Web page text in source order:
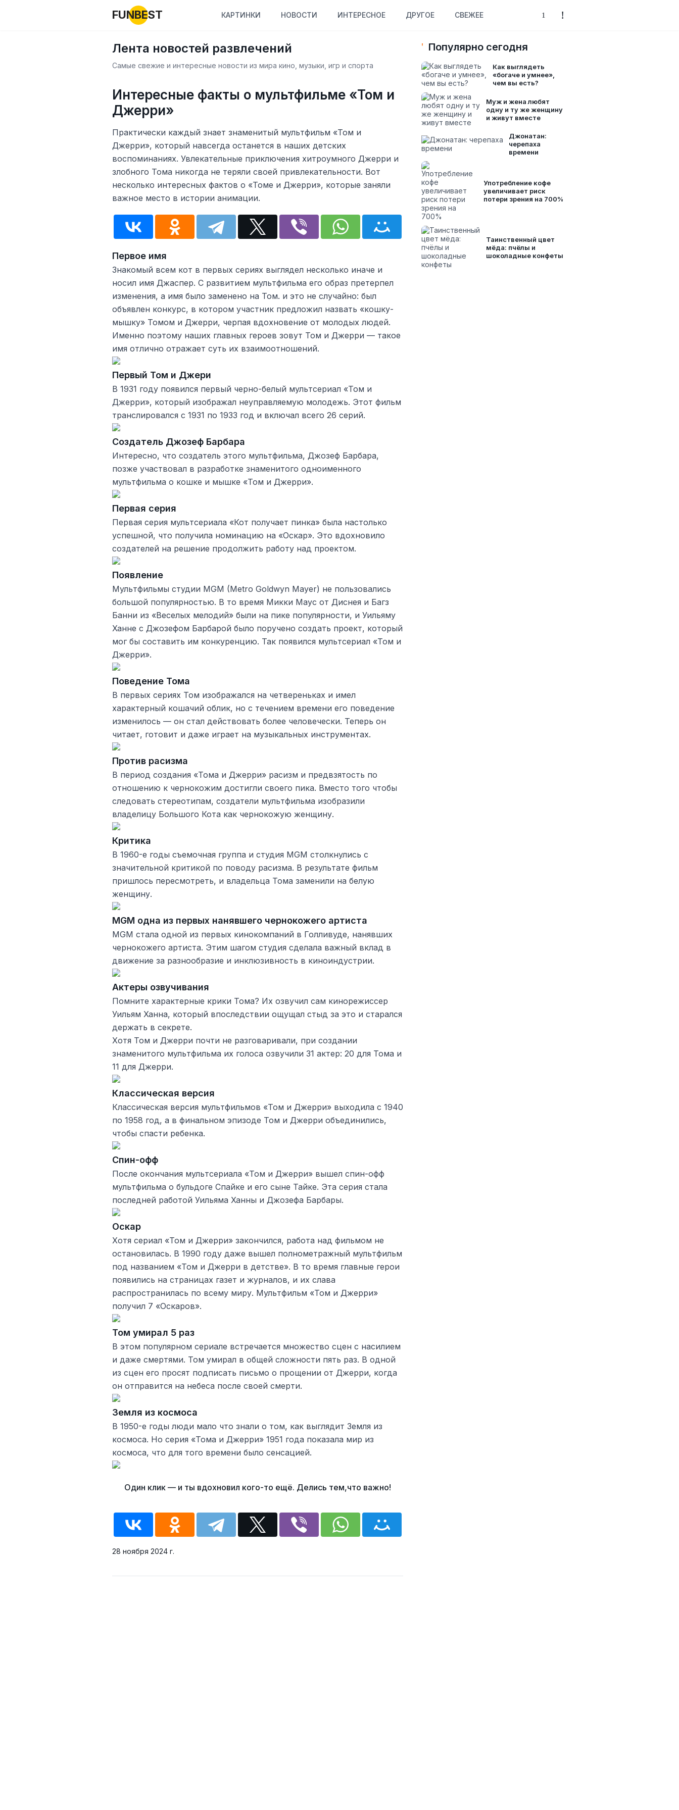
FUNBEST КАРТИНКИ НОВОСТИ ИНТЕРЕСНОЕ ДРУГОЕ СВЕЖЕЕ
Лента новостей развлечений
Самые свежие и интересные новости из мира кино, музыки, игр и спорта
Интересные факты о мультфильме «Том и
Джерри»
Практически каждый знает знаменитый мультфильм «Том и
Джерри», который навсегда останется в наших детских
воспоминаниях. Увлекательные приключения хитроумного Джерри и
злобного Тома никогда не теряли своей привлекательности. Вот
несколько интересных фактов о «Томе и Джерри», которые заняли
важное место в истории анимации.
Первое имя
Знакомый всем кот в первых сериях выглядел несколько иначе и
носил имя Джаспер. С развитием мультфильма его образ претерпел
изменения, а имя было заменено на Том. и это не случайно: был
объявлен конкурс, в котором участник предложил назвать «кошку-
мышку» Томом и Джерри, черпая вдохновение от молодых людей.
Именно поэтому наших главных героев зовут Том и Джерри — такое
имя отлично отражает суть их взаимоотношений.
Первый Том и Джери
В 1931 году появился первый черно-белый мультсериал «Том и
Джерри», который изображал неуправляемую молодежь. Этот фильм
транслировался с 1931 по 1933 год и включал всего 26 серий.
Создатель Джозеф Барбара
Интересно, что создатель этого мультфильма, Джозеф Барбара,
позже участвовал в разработке знаменитого одноименного
мультфильма о кошке и мышке «Том и Джерри».
Первая серия
Первая серия мультсериала «Кот получает пинка» была настолько
успешной, что получила номинацию на «Оскар». Это вдохновило
создателей на решение продолжить работу над проектом.
Появление
Мультфильмы студии MGM (Metro Goldwyn Mayer) не пользовались
большой популярностью. В то время Микки Маус от Диснея и Багз
Банни из «Веселых мелодий» были на пике популярности, и Уильяму
Ханне с Джозефом Барбарой было поручено создать проект, который
мог бы составить им конкуренцию. Так появился мультсериал «Том и
Джерри».
Поведение Тома
В первых сериях Том изображался на четвереньках и имел
характерный кошачий облик, но с течением времени его поведение
изменилось — он стал действовать более человечески. Теперь он
читает, готовит и даже играет на музыкальных инструментах.
Против расизма
В период создания «Тома и Джерри» расизм и предвзятость по
отношению к чернокожим достигли своего пика. Вместо того чтобы
следовать стереотипам, создатели мультфильма изобразили
владелицу Большого Кота как чернокожую женщину.
Критика
В 1960-е годы съемочная группа и студия MGM столкнулись с
значительной критикой по поводу расизма. В результате фильм
пришлось пересмотреть, и владельца Тома заменили на белую
женщину.
MGM одна из первых нанявшего чернокожего артиста
MGM стала одной из первых кинокомпаний в Голливуде, нанявших
чернокожего артиста. Этим шагом студия сделала важный вклад в
движение за разнообразие и инклюзивность в киноиндустрии.
Актеры озвучивания
Помните характерные крики Тома? Их озвучил сам кинорежиссер
Уильям Ханна, который впоследствии ощущал стыд за это и старался
держать в секрете.
Хотя Том и Джерри почти не разговаривали, при создании
знаменитого мультфильма их голоса озвучили 31 актер: 20 для Тома и
11 для Джерри.
Классическая версия
Классическая версия мультфильмов «Том и Джерри» выходила с 1940
по 1958 год, а в финальном эпизоде ​​​​Том и Джерри объединились,
чтобы спасти ребенка.
Спин-офф
После окончания мультсериала «Том и Джерри» вышел спин-офф
мультфильма о бульдоге Спайке и его сыне Тайке. Эта серия стала
последней работой Уильяма Ханны и Джозефа Барбары.
Оскар
Хотя сериал «Том и Джерри» закончился, работа над фильмом не
остановилась. В 1990 году даже вышел полнометражный мультфильм
под названием «Том и Джерри в детстве». В то время главные герои
появились на страницах газет и журналов, и их слава
распространилась по всему миру. Мультфильм «Том и Джерри»
получил 7 «Оскаров».
Том умирал 5 раз
В этом популярном сериале встречается множество сцен с насилием
и даже смертями. Том умирал в общей сложности пять раз. В одной
из сцен его просят подписать письмо о прощении от Джерри, когда
он отправится на небеса после своей смерти.
Земля из космоса
В 1950-е годы люди мало что знали о том, как выглядит Земля из
космоса. Но серия «Тома и Джерри» 1951 года показала мир из
космоса, что для того времени было сенсацией.
28 ноября 2024 г.
Популярно сегодня
Как выглядеть
«богаче и умнее»,
чем вы есть?
Муж и жена любят
одну и ту же женщину
и живут вместе
Джонатан:
черепаха
времени
Употребление кофе
увеличивает риск
потери зрения на 700%
Таинственный цвет
мёда: пчёлы и
шоколадные конфеты